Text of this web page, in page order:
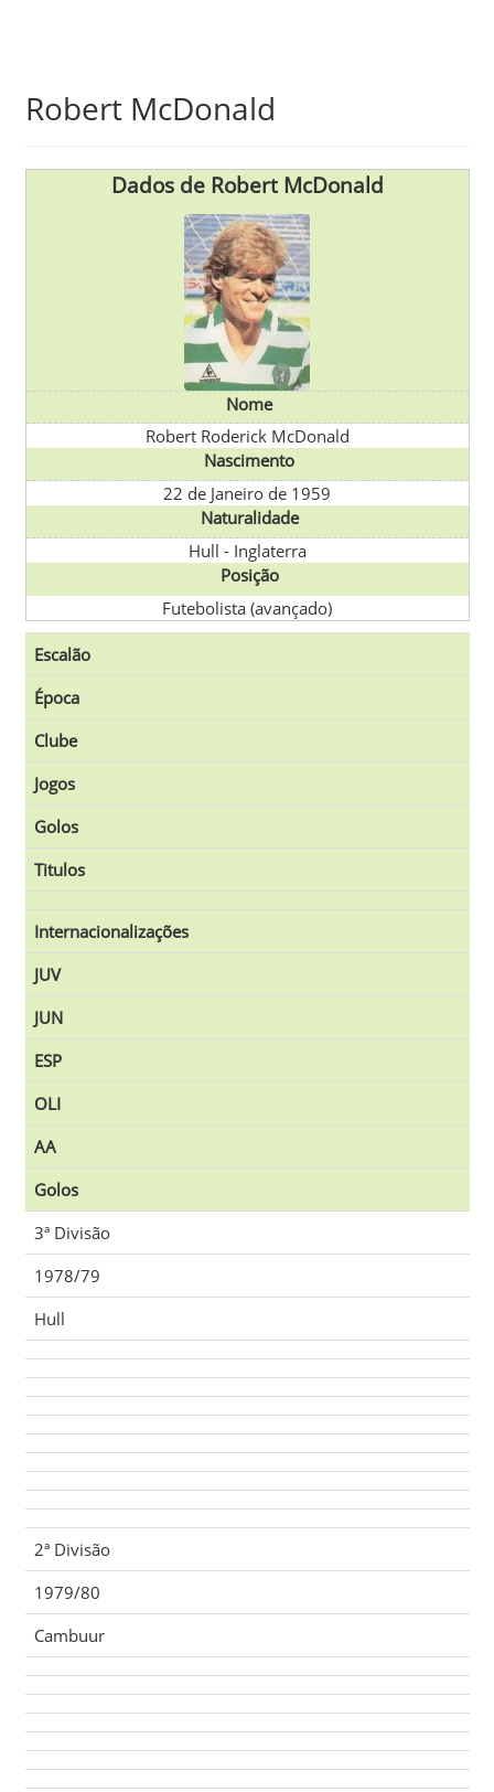
Robert McDonald
Dados de Robert McDonald
Nome
Robert Roderick McDonald
Nascimento
22 de Janeiro de 1959
Naturalidade
Hull - Inglaterra
Posição
Futebolista (avançado)
Escalão
Época
Clube
Jogos
Golos
Titulos
Internacionalizações
JUV
JUN
ESP
OLI
AA
Golos
3ª Divisão
1978/79
Hull
2ª Divisão
1979/80
Cambuur